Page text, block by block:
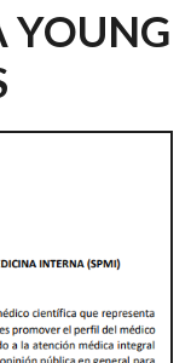
YOUNG